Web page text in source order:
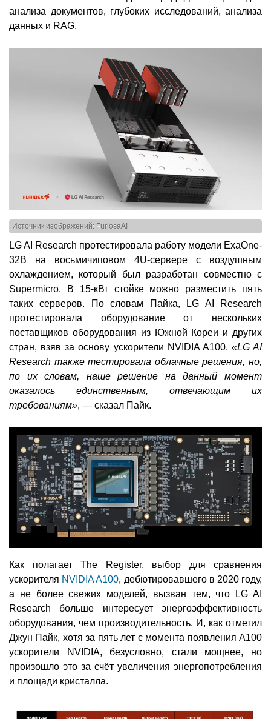
анализа документов, глубоких исследований, анализа
данных и RAG.
Источник изображений: FuriosaAI
LG AI Research протестировала работу модели ExaOne-
32B на восьмичиповом 4U-сервере c воздушным
охлаждением, который был разработан совместно с
Supermicro. В 15-кВт стойке можно разместить пять
таких серверов. По словам Пайка, LG AI Research
протестировала оборудование от нескольких
поставщиков оборудования из Южной Кореи и других
стран, взяв за основу ускорители NVIDIA A100. «LG AI
Research также тестировала облачные решения, но,
по их словам, наше решение на данный момент
оказалось единственным, отвечающим их
требованиям», — сказал Пайк.
Как полагает The Register, выбор для сравнения
ускорителя NVIDIA A100, дебютировавшего в 2020 году,
а не более свежих моделей, вызван тем, что LG AI
Research больше интересует энергоэффективность
оборудования, чем производительность. И, как отметил
Джун Пайк, хотя за пять лет с момента появления A100
ускорители NVIDIA, безусловно, стали мощнее, но
произошло это за счёт увеличения энергопотребления
и площади кристалла.